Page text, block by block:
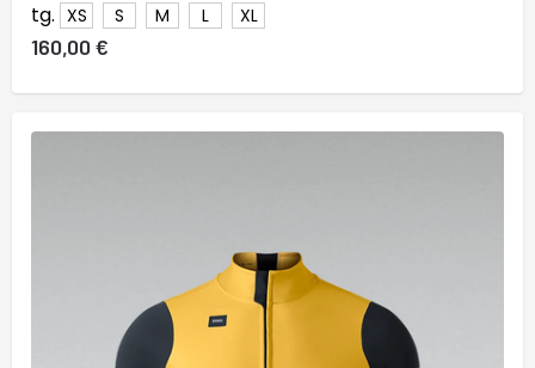
tg. XS S M L XL
160,00 €